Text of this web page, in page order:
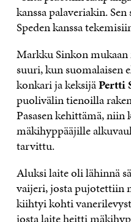
kanssa palaveriakin.
Speden kanssa
Markku Sinkon
suuri, kun suomalaisen
konkari ja keksijäPertti
puolivälin tienoilla
Pasasen kehittämä,
mäkihyppääjille
tarvittu.
Aluksi laite oli lähinnä
vaijeri, josta pujotettiin
kiihtyi kohti
josta laite heitti